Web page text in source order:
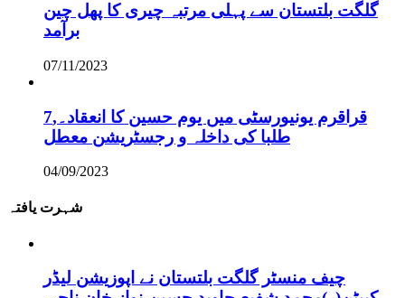
گلگت بلتستان سے پہلی مرتبہ چیری کا پھل چین
برآمد
07/11/2023
قراقرم یونیورسٹی میں یوم حسین کا انعقاد۔,7
طلبا کی داخلہ و رجسٹریشن معطل
04/09/2023
شہرت یافتہ
چیف منسٹر گلگت بلتستان نے اپوزیشن لیڈر